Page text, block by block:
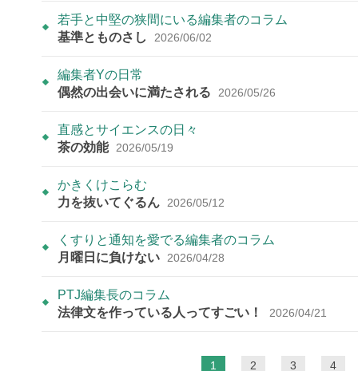
若手と中堅の狭間にいる編集者のコラム
基準とものさし
2026/06/02
編集者Yの日常
偶然の出会いに満たされる
2026/05/26
直感とサイエンスの日々
茶の効能 2026/05/19
かきくけこらむ
力を抜いてぐるん
2026/05/12
くすりと通知を愛でる編集者のコラム
月曜日に負けない
2026/04/28
PTJ編集長のコラム
法律文を作っている人ってすごい！
2026/04/21
1 2 3 4